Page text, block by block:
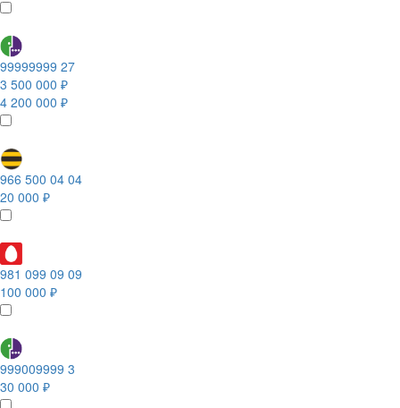
99999999 27
3 500 000 ₽
4 200 000 ₽
966 500 04 04
20 000 ₽
981 099 09 09
100 000 ₽
999009999 3
30 000 ₽